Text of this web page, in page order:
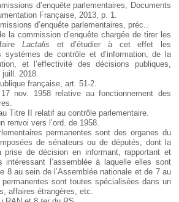
d’enquête parlementaires, Documents
Française, 2013, p. 1.
d’enquête parlementaires, préc..
la commission d’enquête chargée de tirer les
Lactalis et d’étudier à cet effet les
systèmes de contrôle et d’information, de la
et l’effectivité des décisions publiques,
2018.
française, art. 51-2.
nov. 1958 relative au fonctionnement des
Titre II relatif au contrôle parlementaire.
renvoi vers l’ord. de 1958.
permanentes sont des organes du
de sénateurs ou de députés, dont la
prise de décision en informant, rapportant et
intéressant l’assemblée à laquelle elles sont
8 au sein de l’Assemblée nationale et de 7 au
sont toutes spécialisées dans un
affaires étrangères, etc.